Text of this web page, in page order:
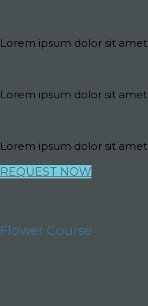
Lorem ipsum dolor sit amet
Lorem ipsum dolor sit amet
Lorem ipsum dolor sit amet
REQUEST NOW
Flower Course